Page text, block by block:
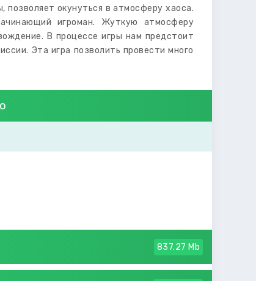
позволяет окунуться в атмосферу хаоса.
игроман. Жуткую атмосферу
В процессе игры нам предстоит
Эта игра позволить провести много
837.27 Mb